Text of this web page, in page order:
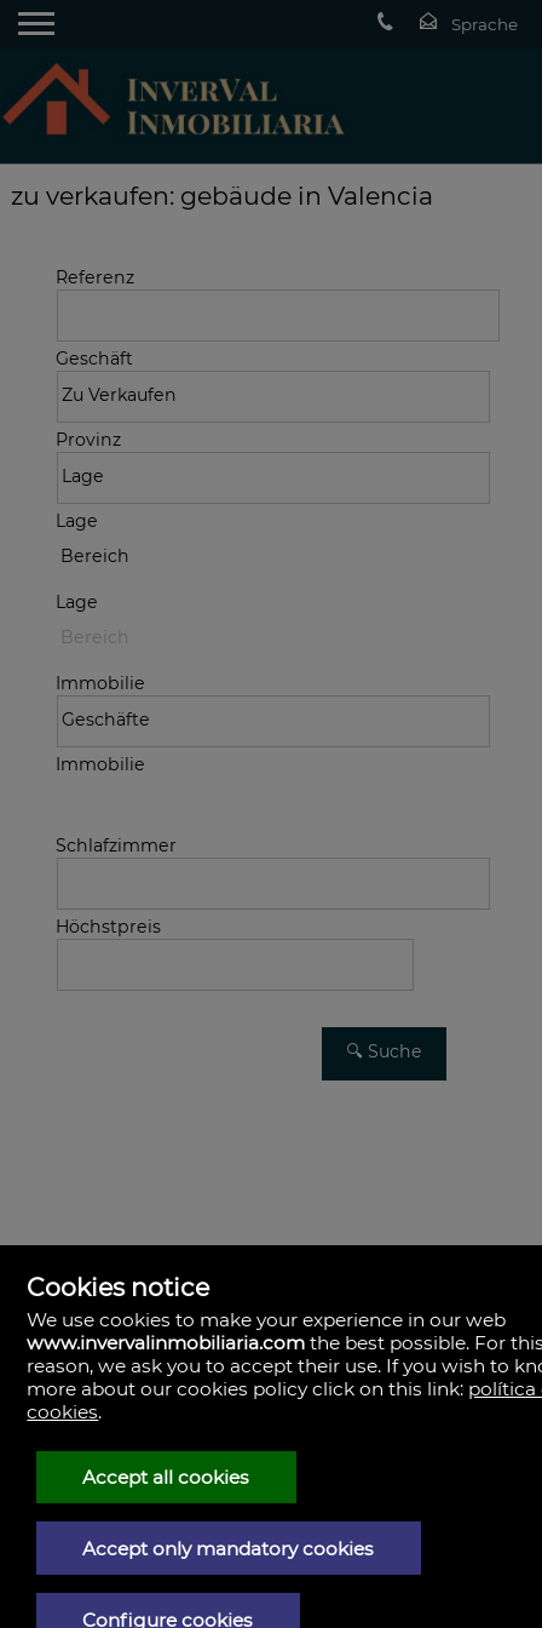
zu verkaufen: gebäude in Valencia
Referenz
Geschäft
Provinz
Lage
Lage
Immobilie
Immobilie
Schlafzimmer
Höchstpreis
Inverval Inmobiliaria
la bañeza 20
46185 Pobla de Vallbona (la), Valencia
Spanien
Datenschutzerklärung
Cookies notice
We use cookies to make your experience in our web
www.invervalinmobiliaria.com the best possible. For
reason, we ask you to accept their use. If you wish to
more about our cookies policy click on this link: política
cookies.
Accept all cookies
Accept only mandatory cookies
Configure cookies